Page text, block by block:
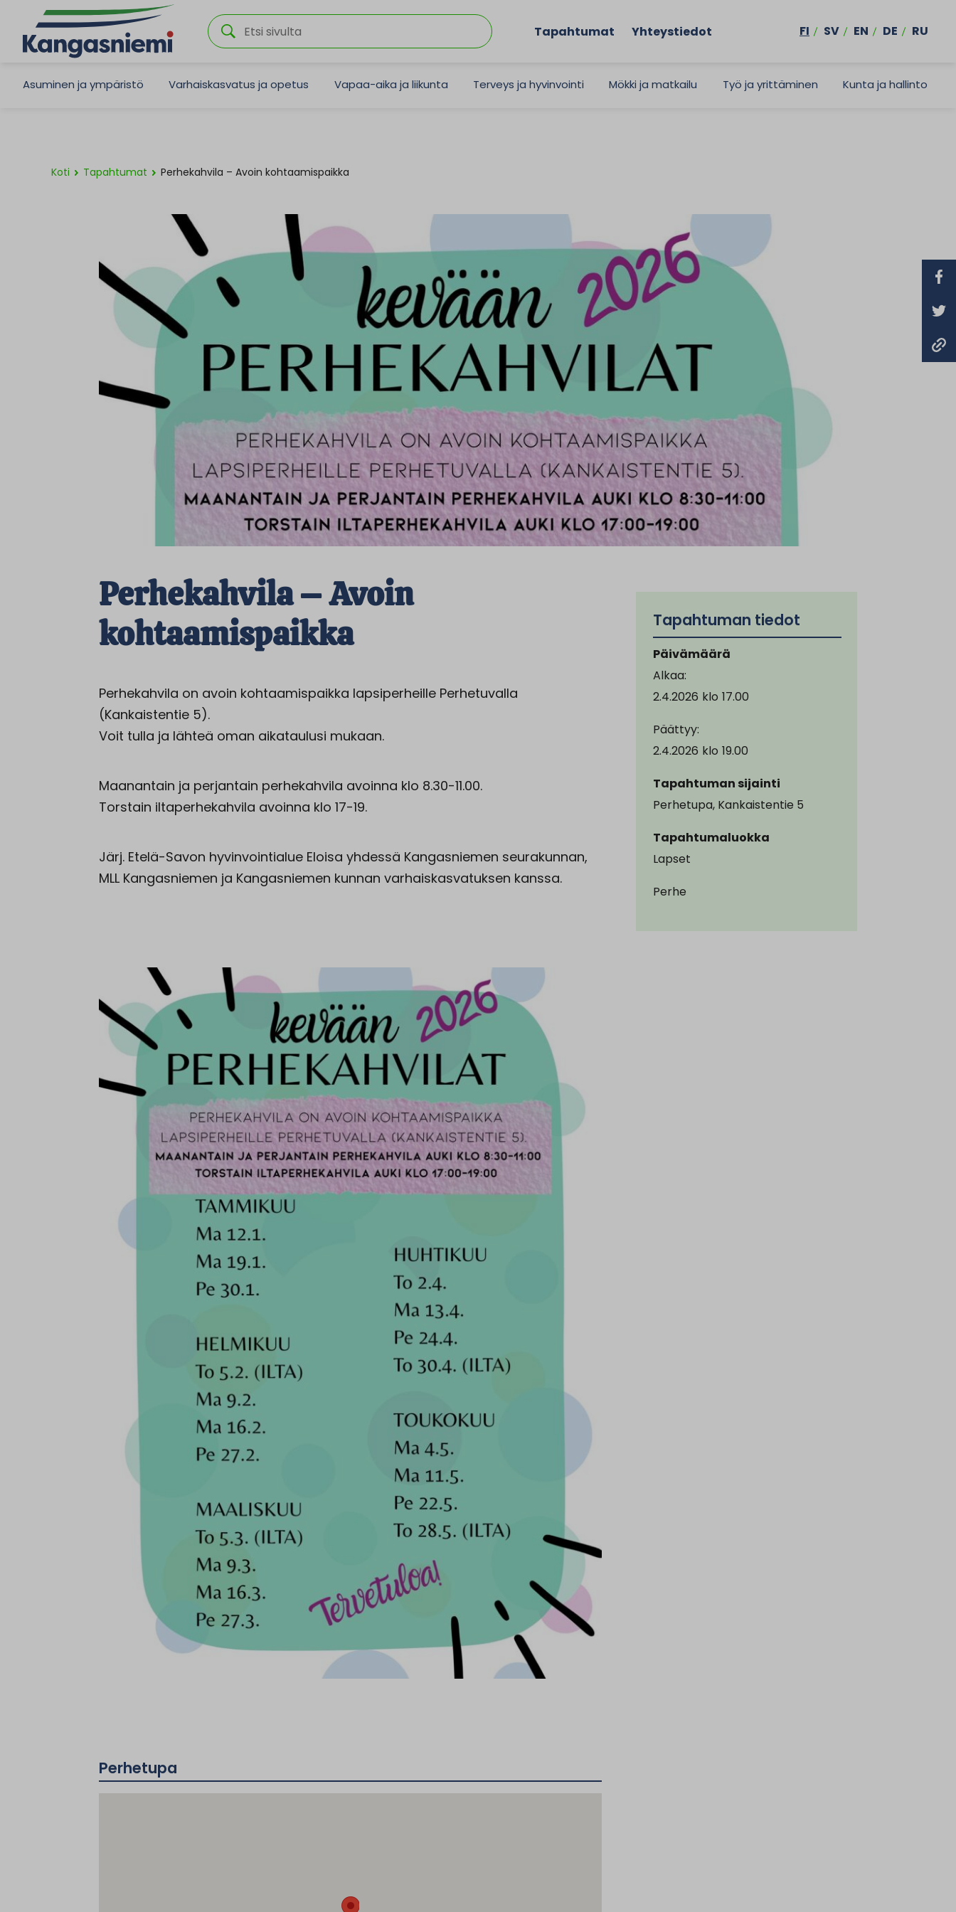
Tapahtumat Yhteystiedot FI SV EN DE RU
Asuminen ja ympäristö Varhaiskasvatus ja opetus Vapaa-aika ja liikunta Terveys ja hyvinvointi Mökki ja matkailu Työ ja yrittäminen Kunta ja hallinto
Koti Tapahtumat Perhekahvila – Avoin kohtaamispaikka
Perhekahvila – Avoin
kohtaamispaikka
Perhekahvila on avoin kohtaamispaikka lapsiperheille Perhetuvalla
(Kankaistentie 5).
Voit tulla ja lähteä oman aikataulusi mukaan.
Maanantain ja perjantain perhekahvila avoinna klo 8.30-11.00.
Torstain iltaperhekahvila avoinna klo 17-19.
Järj. Etelä-Savon hyvinvointialue Eloisa yhdessä Kangasniemen seurakunnan,
MLL Kangasniemen ja Kangasniemen kunnan varhaiskasvatuksen kanssa.
Perhetupa
Tapahtuman tiedot
Päivämäärä
Alkaa:
2.4.2026 klo 17.00
Päättyy:
2.4.2026 klo 19.00
Tapahtuman sijainti
Perhetupa, Kankaistentie 5
Tapahtumaluokka
Lapset
Perhe